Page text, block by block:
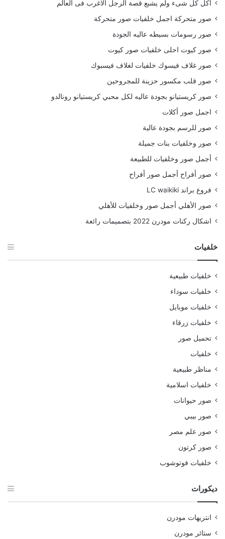
أكل كل شىء ولم يشبع قصة الرجل الاغرب فى العالم
صور متحركة اجمل خلفيات صور متحركة
صور رسومات بسيطه عاليه الجودة
صور كيوت احلى خلفيات صور كيوت
صور غلاف فيسوك خلفيات لغلاف فيسبوك
صور قلب مكسور حزينة للمجروحين
صور كريستيانو بجودة عاليه لكل محبي كريستيانو رونالدو
اجمل صور أكلات
صور للرسم بجودة عالية
صور وخلفيات بنات جميلة
أجمل صور وخلفيات للطبيعة
صور أفراح أجمل صور أفراح
فروع براند LC waikiki
صور الأهلي أجمل صور وخلفيات للأهلي
اشكال ركنات مودرن 2022 بتصميمات رائعة
خلفيات
خلفيات طبيعية
خلفيات سوداء
خلفيات موبايل
خلفيات زرقاء
تحميل صور
خلفيات
مناظر طبيعية
خلفيات اسلامية
صور حيوانات
صور بيبي
صور علم مصر
صور كرتون
خلفيات فوتوشوب
ديكورات
انتريهات مودرن
ستائر مودرن